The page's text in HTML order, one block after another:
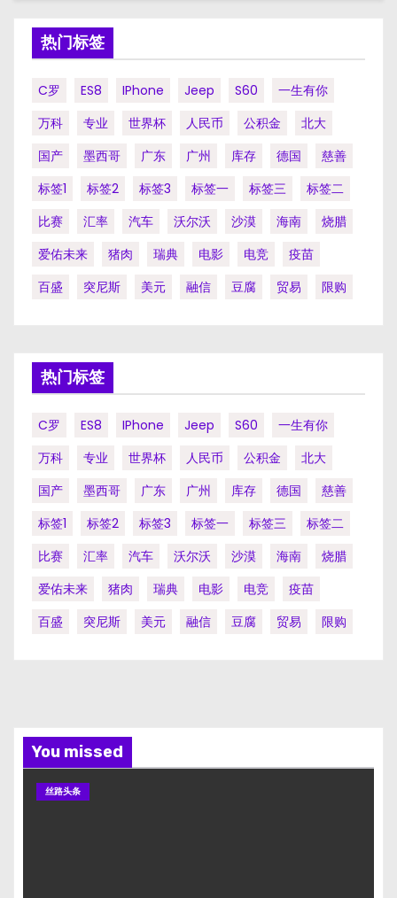
热门标签
C罗 ES8 IPhone Jeep S60
一生有你
万科
专业 世界杯 人民币 公积金
北大
国产
墨西哥 广东 广州 库存 德国
慈善
标签1
标签2 标签3 标签一 标签三
标签二
比赛
汇率 汽车 沃尔沃 沙漠 海南
烧腊
爱佑未来
猪肉 瑞典 电影 电竞
疫苗
百盛
突尼斯 美元 融信 豆腐 贸易 限购
热门标签
C罗 ES8 IPhone Jeep S60
一生有你
万科
专业 世界杯 人民币 公积金
北大
国产
墨西哥 广东 广州 库存 德国
慈善
标签1
标签2 标签3 标签一 标签三
标签二
比赛
汇率 汽车 沃尔沃 沙漠 海南
烧腊
爱佑未来
猪肉 瑞典 电影 电竞
疫苗
百盛
突尼斯 美元 融信 豆腐 贸易 限购
You missed
丝路头条